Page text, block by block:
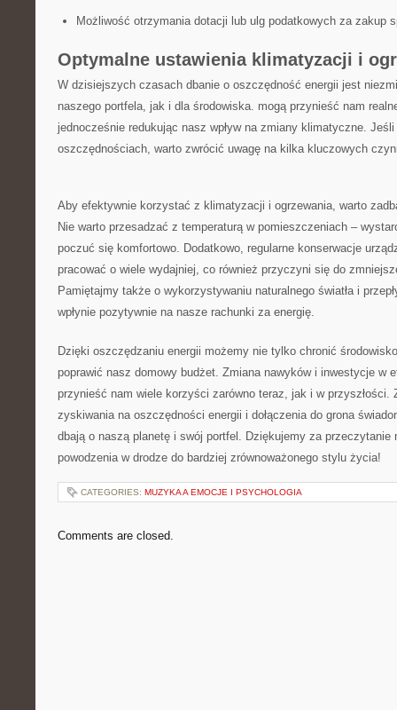
Możliwość otrzymania dotacji ​lub⁢ ulg⁢ podatkowych za​ zakup
Optymalne ustawienia⁤ klimatyzacji i
W‌ dzisiejszych czasach dbanie o⁤ oszczędność energii‍ jest
naszego portfela, jak i dla środowiska. mogą przynieść nam
jednocześnie redukując nasz⁢ wpływ​ na zmiany⁢ klimatyczne.
‌oszczędnościach, warto​ zwrócić uwagę‍ na kilka ‌kluczowych
Aby efektywnie korzystać​ z klimatyzacji i ogrzewania, warto
Nie warto przesadzać⁤ z⁢ temperaturą ​w pomieszczeniach –
poczuć się komfortowo. Dodatkowo,⁢ regularne konserwacje
pracować‍ o wiele wydajniej, ⁢co również przyczyni się do
Pamiętajmy także o wykorzystywaniu naturalnego światła i
wpłynie pozytywnie na nasze ‍rachunki za ‍energię.
Dzięki oszczędzaniu ⁢energii możemy nie⁤ tylko chronić
poprawić nasz domowy budżet. Zmiana nawyków i inwestycje w
przynieść​ nam ‌wiele korzyści zarówno⁢ teraz, jak i w przyszłości.
zyskiwania na oszczędności energii i ‌dołączenia ⁤do grona
dbają o naszą planetę i swój portfel. Dziękujemy za przeczytanie
powodzenia w ⁣drodze do bardziej zrównoważonego stylu życia!
CATEGORIES: MUZYKA A EMOCJE I PSYCHOLOGIA
Comments are closed.